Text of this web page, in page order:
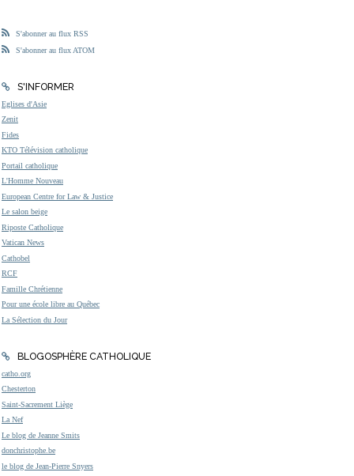
S'abonner au flux RSS
S'abonner au flux ATOM
S'INFORMER
Eglises d'Asie
Zenit
Fides
KTO Télévision catholique
Portail catholique
L'Homme Nouveau
European Centre for Law & Justice
Le salon beige
Riposte Catholique
Vatican News
Cathobel
RCF
Famille Chrétienne
Pour une école libre au Québec
La Sélection du Jour
BLOGOSPHÈRE CATHOLIQUE
catho.org
Chesterton
Saint-Sacrement Liège
La Nef
Le blog de Jeanne Smits
donchristophe.be
le blog de Jean-Pierre Snyers